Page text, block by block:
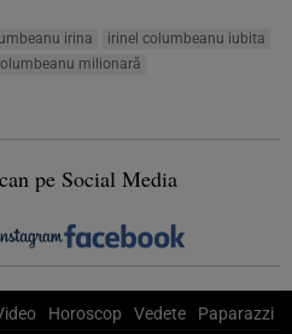
irina
irinel columbeanu iubita
milionară
pe Social Media
Horoscop Vedete Paparazzi